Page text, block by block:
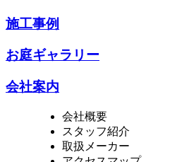
施工事例
お庭ギャラリー
会社案内
会社概要
スタッフ紹介
取扱メーカー